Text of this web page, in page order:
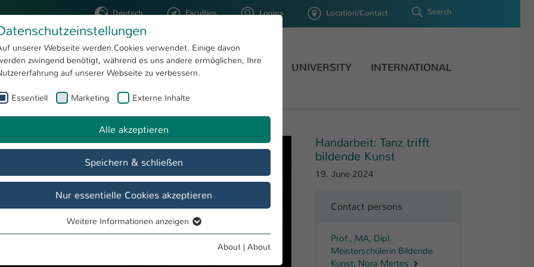
Deutsch Faculties Logins Location/Contact Search
STUDYING RESEARCH UNIVERSITY INTERNATIONAL
Handarbeit: Tanz trifft bildende Kunst
Handarbeit: Tanz trifft
bildende Kunst
19. June 2024
Contact persons
Prof., MA, Dipl.
Meisterschülerin Bildende
Kunst, Nora Mertes
unserer Webseite werden Cookies verwendet. Einige davon
zwingend benötigt, während es uns andere ermöglichen, Ihre
auf unserer Webseite zu verbessern.
Essentiell Marketing Externe Inhalte
Alle akzeptieren
Speichern & schließen
Nur essentielle Cookies akzeptieren
Essentielle Cookies werden für grundlegende Funktionen der
Weitere Informationen anzeigen
About | About